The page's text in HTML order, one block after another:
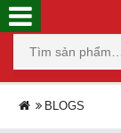
BLOGS